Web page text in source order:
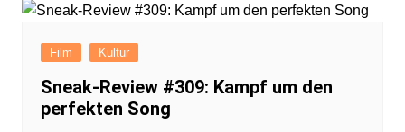
Film Kultur
Sneak-Review #309: Kampf um den
perfekten Song